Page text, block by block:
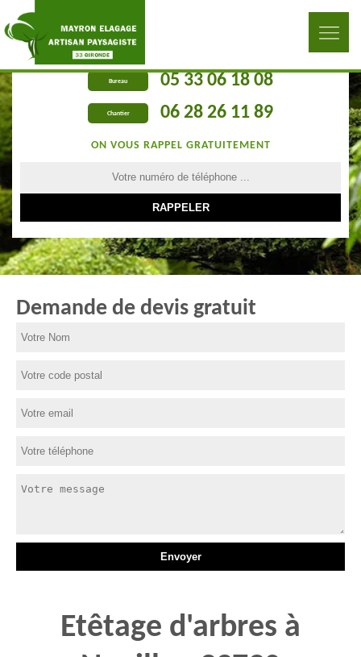
Bureau 05 33 06 18 08
Chantier 06 28 26 11 89
ON VOUS RAPPEL GRATUITEMENT
Demande de devis gratuit
Etêtage d'arbres à